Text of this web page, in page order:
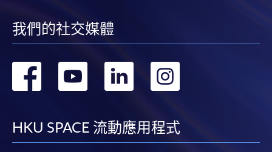
Mastercard卡持有人，如報讀課程滿港幣2,000元，可
信用卡持有人。詳情請向學院報名中心職員查詢。
4. 網上繳費服務
別學歷頒授課程提供網上報名/註冊服務，申請人可在
網上使用「繳費靈」（不適用於手機）、VISA或
我們的社交媒體
轉
facebook
轉
youtube
轉
linkedin
HKU SPACE 流動應用程式